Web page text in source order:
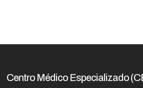
Centro Médico Especializado